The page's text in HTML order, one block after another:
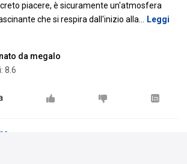
piacere, è sicuramente un'atmosfera
che si respira dall'inizio alla… Leggi
da megalo
8.6